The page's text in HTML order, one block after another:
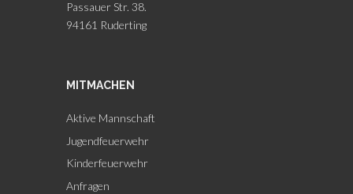
Passauer Str. 38.
94161 Ruderting
MITMACHEN
Aktive Mannschaft
Jugendfeuerwehr
Kinderfeuerwehr
Anfragen